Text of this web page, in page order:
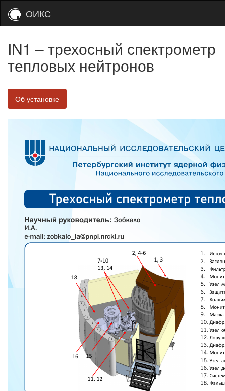
ОИКС
IN1 – трехосный спектрометр
тепловых нейтронов
Об установке